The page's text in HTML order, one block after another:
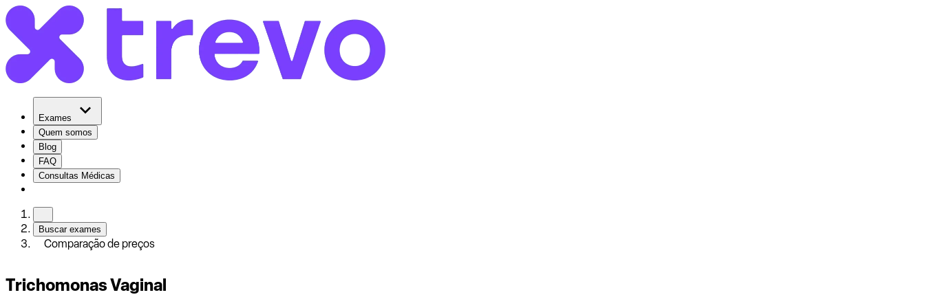
Exames
Quem somos
Blog
FAQ
Consultas Médicas
Buscar exames
Comparação de preços
Trichomonas Vaginal